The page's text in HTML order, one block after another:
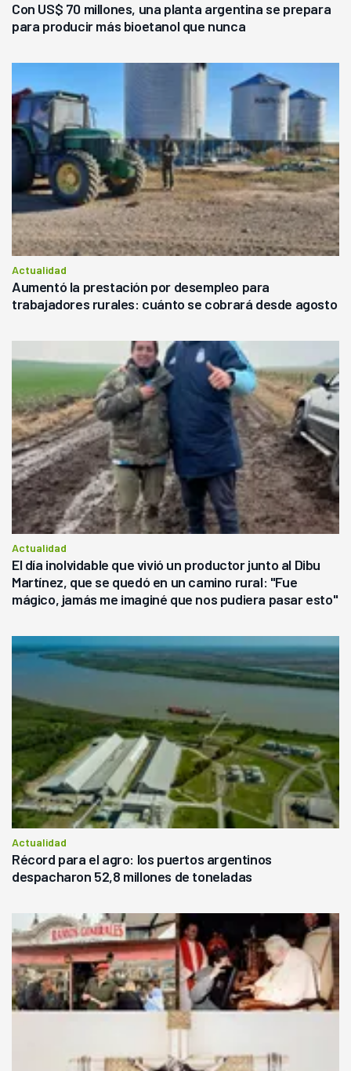
Con US$ 70 millones, una planta argentina se prepara
para producir más bioetanol que nunca
Actualidad
Aumentó la prestación por desempleo para
trabajadores rurales: cuánto se cobrará desde agosto
Actualidad
El día inolvidable que vivió un productor junto al Dibu
Martínez, que se quedó en un camino rural: "Fue
mágico, jamás me imaginé que nos pudiera pasar esto"
Actualidad
Récord para el agro: los puertos argentinos
despacharon 52,8 millones de toneladas